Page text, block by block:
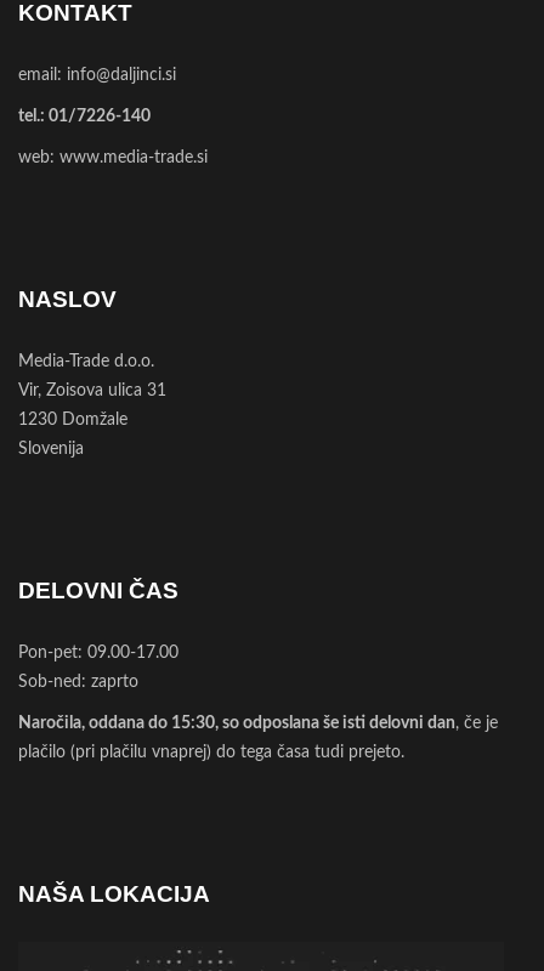
KONTAKT
email: info@daljinci.si
tel.: 01/7226-140
web: www.media-trade.si
NASLOV
Media-Trade d.o.o.
Vir, Zoisova ulica 31
1230 Domžale
Slovenija
DELOVNI ČAS
Pon-pet: 09.00-17.00
Sob-ned: zaprto
Naročila, oddana do 15:30, so odposlana še isti delovni dan, če je
plačilo (pri plačilu vnaprej) do tega časa tudi prejeto.
NAŠA LOKACIJA